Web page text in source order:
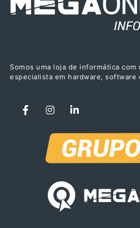
Somos uma loja de informática
especialista em hardware, software